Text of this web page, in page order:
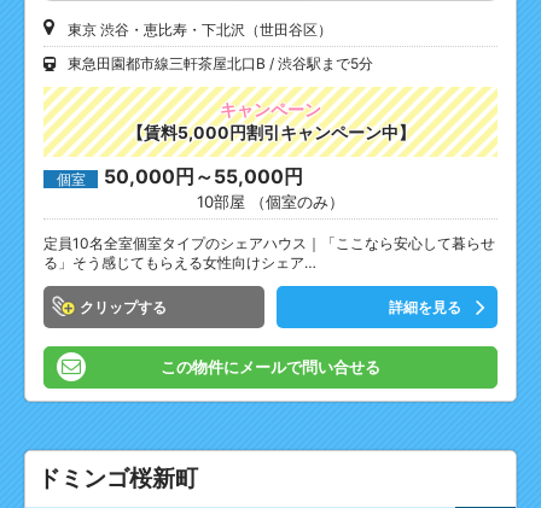
東京 渋谷・恵比寿・下北沢（世田谷区）
東急田園都市線三軒茶屋北口B
渋谷駅まで5分
キャンペーン
【賃料5,000円割引キャンペーン中】
個室 50,000円～55,000円
10部屋 （個室のみ）
定員10名全室個室タイプのシェアハウス｜「ここなら安心して暮らせ
る」そう感じてもらえる女性向けシェア…
クリップ 詳細を見る
この物件にメールで問い合せる
ドミンゴ桜新町